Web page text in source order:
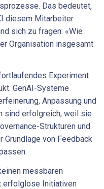
Das bedeutet,
diesem Mitarbeiter
sich zu fragen: «Wie
Organisation insgesamt
Experiment
GenAI-Systeme
Anpassung und
sind erfolgreich, weil sie
Strukturen und
von Feedback
messbaren
erfolglose Initiativen